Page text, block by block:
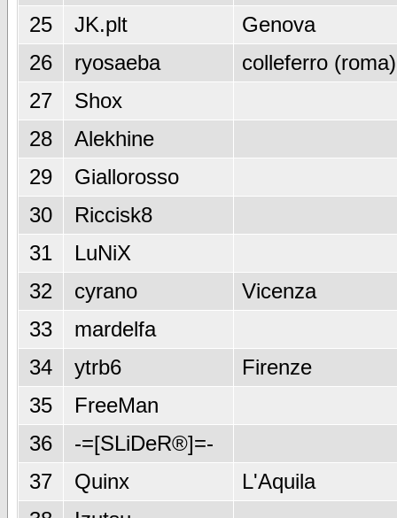
25 JK.plt
Genova
26
ryosaeba
colleferro (roma)
27
Shox
28
Alekhine
29
Giallorosso
30
Riccisk8
31
LuNiX
32
cyrano
Vicenza
33
mardelfa
34
ytrb6
Firenze
35
FreeMan
36
-=[SLiDeR®]=-
37
Quinx
L'Aquila